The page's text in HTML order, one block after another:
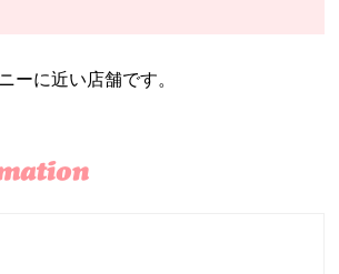
ーに近い店舗です。